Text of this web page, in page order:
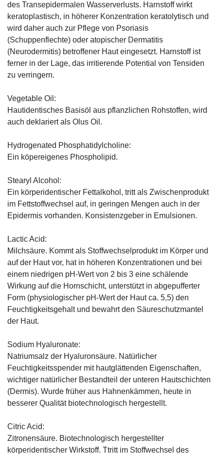
des Transepidermalen Wasserverlusts. Harnstoff wirkt
keratoplastisch, in höherer Konzentration keratolytisch und
wird daher auch zur Pflege von Psoriasis
(Schuppenflechte) oder atopischer Dermatitis
(Neurodermitis) betroffener Haut eingesetzt. Harnstoff ist
ferner in der Lage, das irritierende Potential von Tensiden
zu verringern.
Vegetable Oil:
Hautidentisches Basisöl aus pflanzlichen Rohstoffen, wird
auch deklariert als Olus Oil.
Hydrogenated Phosphatidylcholine:
Ein köpereigenes Phospholipid.
Stearyl Alcohol:
Ein körperidentischer Fettalkohol, tritt als Zwischenprodukt
im Fettstoffwechsel auf, in geringen Mengen auch in der
Epidermis vorhanden. Konsistenzgeber in Emulsionen.
Lactic Acid:
Milchsäure. Kommt als Stoffwechselprodukt im Körper und
auf der Haut vor, hat in höheren Konzentrationen und bei
einem niedrigen pH-Wert von 2 bis 3 eine schälende
Wirkung auf die Hornschicht, unterstützt in abgepufferter
Form (physiologischer pH-Wert der Haut ca. 5,5) den
Feuchtigkeitsgehalt und bewahrt den Säureschutzmantel
der Haut.
Sodium Hyaluronate:
Natriumsalz der Hyaluronsäure. Natürlicher
Feuchtigkeitsspender mit hautglättenden Eigenschaften,
wichtiger natürlicher Bestandteil der unteren Hautschichten
(Dermis). Wurde früher aus Hahnenkämmen, heute in
besserer Qualität biotechnologisch hergestellt.
Citric Acid:
Zitronensäure. Biotechnologisch hergestellter
körperidentischer Wirkstoff. Ttritt im Stoffwechsel des